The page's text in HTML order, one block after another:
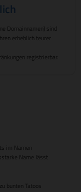
Domainnamen) sind
erheblich teurer
registrierbar.
im Namen
Name lässt
bunten Tatoos